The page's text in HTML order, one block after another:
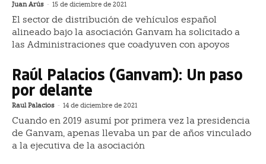
Juan Arús - 15 de diciembre de 2021
El sector de distribución de vehículos español
alineado bajo la asociación Ganvam ha solicitado a
las Administraciones que coadyuven con apoyos
Raúl Palacios (Ganvam): Un paso
por delante
Raul Palacios - 14 de diciembre de 2021
Cuando en 2019 asumí por primera vez la presidencia
de Ganvam, apenas llevaba un par de años vinculado
a la ejecutiva de la asociación